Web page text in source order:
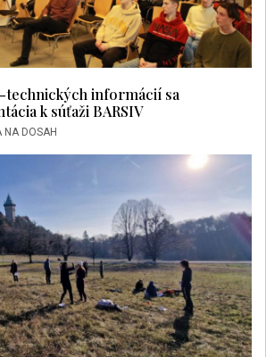
technických informácií sa
k súťaži BARSIV
NA DOSAH